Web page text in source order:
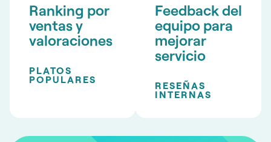
Ranking por
ventas y
valoraciones
PLATOS
POPULARES
Feedback del
equipo para
mejorar
servicio
RESEÑAS
INTERNAS